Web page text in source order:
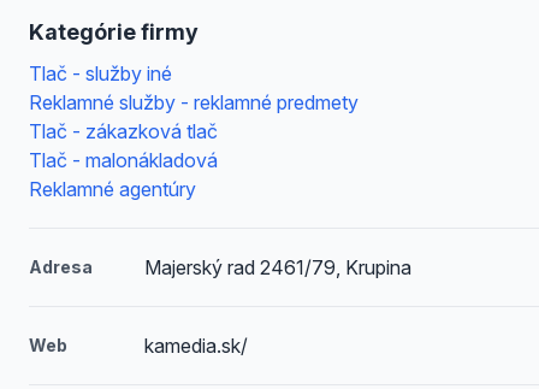
Kategórie firmy
Tlač - služby iné
Reklamné služby - reklamné predmety
Tlač - zákazková tlač
Tlač - malonákladová
Reklamné agentúry
Adresa Majerský rad 2461/79, Krupina
Web kamedia.sk/